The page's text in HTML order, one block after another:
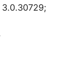
3.0.30729;